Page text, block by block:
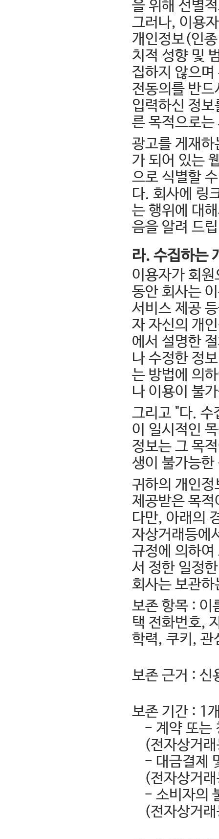
을 위해 선별
그러나, 이용
개인정보(인
치적 성향 및
집하지 않으
전동의를 반
입력하신 정
른 목적으로
광고를 게재
가 되어 있는
으로 식별할
다. 회사에 링
는 행위에 대
음을 알려 드
라. 수집하는
이용자가 회
동안 회사는
서비스 제공
자 자신의 개
에서 설명한
나 수정한 정
는 방법에 의
나 이용이 불
그리고 "다. 수
이 일시적인
정보는 그 목
생이 불가능
귀하의 개인
제공받은 목
다만, 아래의
자상거래등에
규정에 의하
서 정한 일정
회사는 보관
보존 항목 : 이
택 전화번호,
학력, 쿠키, 관
보존 근거 : 신
보존 기간 : 1
- 계약 또는
(전자상거
- 대금결제
(전자상거
- 소비자의
(전자상거